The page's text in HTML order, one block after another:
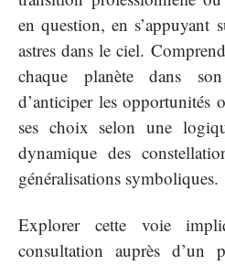
en question, en s’appuyant
astres dans le ciel.
chaque planète dans
d’anticiper les opportunités
ses choix selon une
dynamique des
généralisations symboliques.
Explorer cette voie
consultation auprès d’un